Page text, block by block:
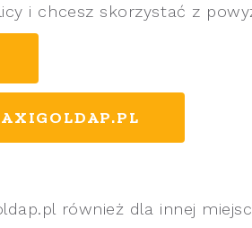
i chcesz skorzystać z
również dla innej